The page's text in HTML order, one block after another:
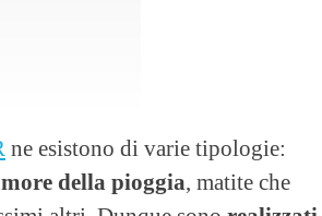
ne esistono di varie tipologie:
della pioggia, matite che